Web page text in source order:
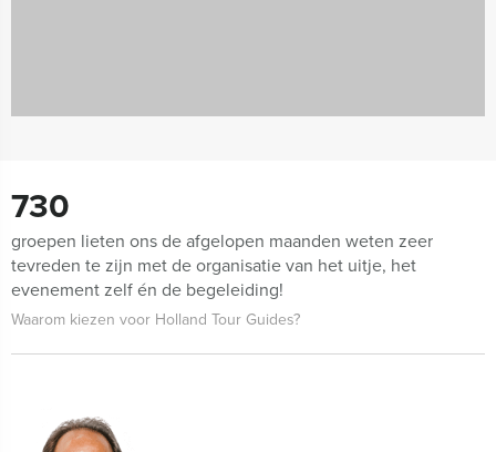
730
groepen lieten ons de afgelopen maanden weten zeer
tevreden te zijn met de organisatie van het uitje, het
evenement zelf én de begeleiding!
Waarom kiezen voor Holland Tour Guides?